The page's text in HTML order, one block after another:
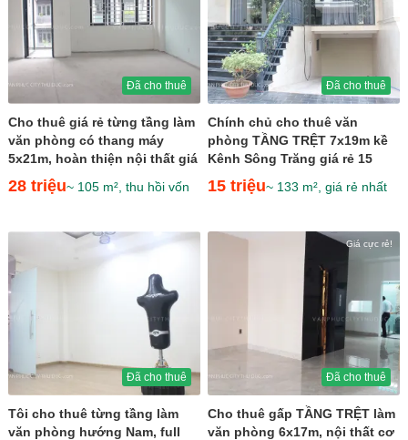
Đã cho thuê
Cho thuê giá rẻ từng tầng làm
văn phòng có thang máy
5x21m, hoàn thiện nội thất giá
28 triệu
28 triệu~ 105 m², thu hồi vốn
Đã cho thuê
Chính chủ cho thuê văn
phòng TẦNG TRỆT 7x19m kề
Kênh Sông Trăng giá rẻ 15
15 triệu~ 133 m², giá rẻ nhất
Đã cho thuê
Tôi cho thuê từng tầng làm
văn phòng hướng Nam, full
Giá cực rẻ!
Đã cho thuê
Cho thuê gấp TẦNG TRỆT làm
văn phòng 6x17m, nội thất cơ